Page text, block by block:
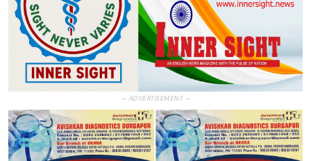
— ADVERTISEMENT —